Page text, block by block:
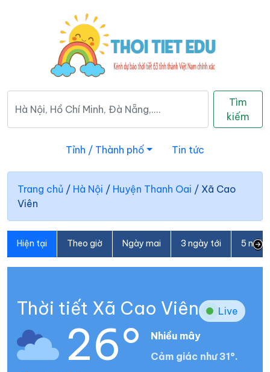
Tìm
kiếm
Tỉnh / Thành phố Tin tức
Trang chủ / Hà Nội / Huyện Thanh Oai / Xã Cao
Viên
Hiện tại Theo giờ Ngày mai 3 ngày tới 5
Thời tiết Xã Cao Viên Live
26°
Nhiều mây
Cảm giác như 31°.